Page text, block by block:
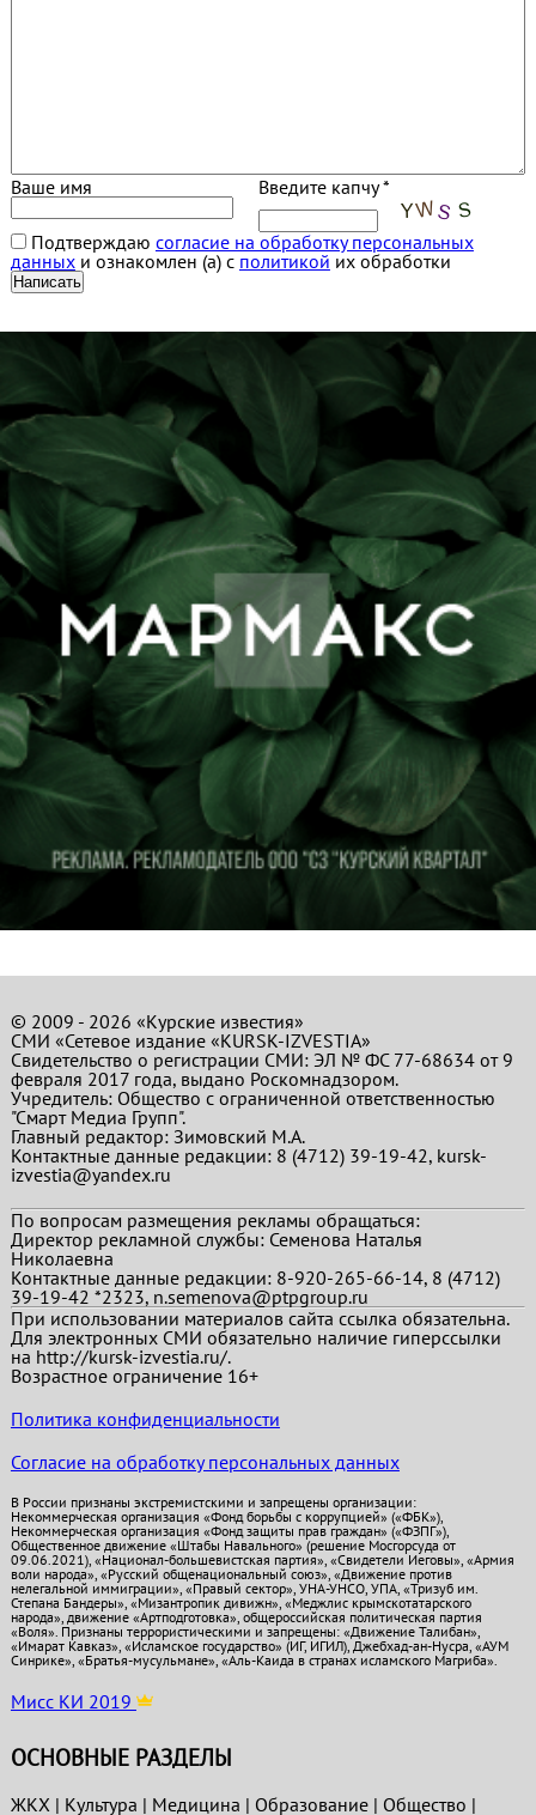
Ваше имя Введите капчу *
Подтверждаю согласие на обработку персональных
данныхи ознакомлен (а) с политикой их обработки
© 2009 - 2026 «Курские известия»
СМИ «Сетевое издание «KURSK-IZVESTIA»
Свидетельство о регистрации СМИ: ЭЛ № ФС 77-68634 от 9
февраля 2017 года, выдано Роскомнадзором.
Учредитель: Общество с ограниченной ответственностью
"Смарт Медиа Групп".
Главный редактор:Зимовский М.А.
Контактные данные редакции: 8 (4712) 39-19-42, kursk-
izvestia@yandex.ru
По вопросам размещения рекламы обращаться:
Директор рекламной службы: Семенова Наталья
Николаевна
Контактные данные редакции: 8-920-265-66-14, 8 (4712)
39-19-42 *2323, n.semenova@ptpgroup.ru
При использовании материалов сайта ссылка обязательна.
Для электронных СМИ обязательно наличие гиперссылки
на http://kursk-izvestia.ru/.
Возрастное ограничение 16+
Политика конфиденциальности
Согласие на обработку персональных данных
В России признаны экстремистскими и запрещены организации:
Некоммерческая организация «Фонд борьбы с коррупцией» («ФБК»),
Некоммерческая организация «Фонд защиты прав граждан» («ФЗПГ»),
Общественное движение «Штабы Навального» (решение Мосгорсуда от
09.06.2021), «Национал-большевистская партия», «Свидетели Иеговы», «Армия
воли народа», «Русский общенациональный союз», «Движение против
нелегальной иммиграции», «Правый сектор», УНА-УНСО, УПА, «Тризуб им.
Степана Бандеры», «Мизантропик дивижн», «Меджлис крымскотатарского
народа», движение «Артподготовка», общероссийская политическая партия
«Воля». Признаны террористическими и запрещены: «Движение Талибан»,
«Имарат Кавказ», «Исламское государство» (ИГ, ИГИЛ), Джебхад-ан-Нусра, «АУМ
Синрике», «Братья-мусульмане», «Аль-Каида в странах исламского Магриба».
Мисс КИ 2019
ОСНОВНЫЕ РАЗДЕЛЫ
ЖКХ | Культура | Медицина | Образование| Общество |